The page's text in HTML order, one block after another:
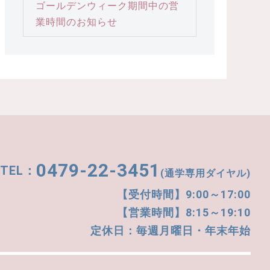
ゴールデンウィーク期間中の営
業時間のお知らせ
0479-22-3451 (通学専用ダイヤル)
【受付時間】9:00～17:00
【営業時間】8:15～19:10
定休日：毎週月曜日・年末年始